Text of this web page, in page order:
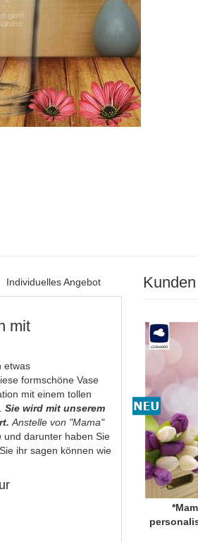
Individuelles Angebot
mit
etwas
formschöne Vase
mit einem tollen
Sie wird mit unserem
Anstelle von "Mama"
und darunter haben Sie
Sie ihr sagen können wie